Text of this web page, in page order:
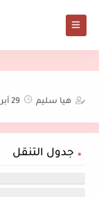
هيا سليم 29 أبريل 2022
جدول التنقل